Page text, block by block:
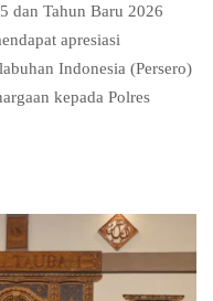
dan Tahun Baru 2026
apresiasi
Indonesia (Persero)
kepada Polres